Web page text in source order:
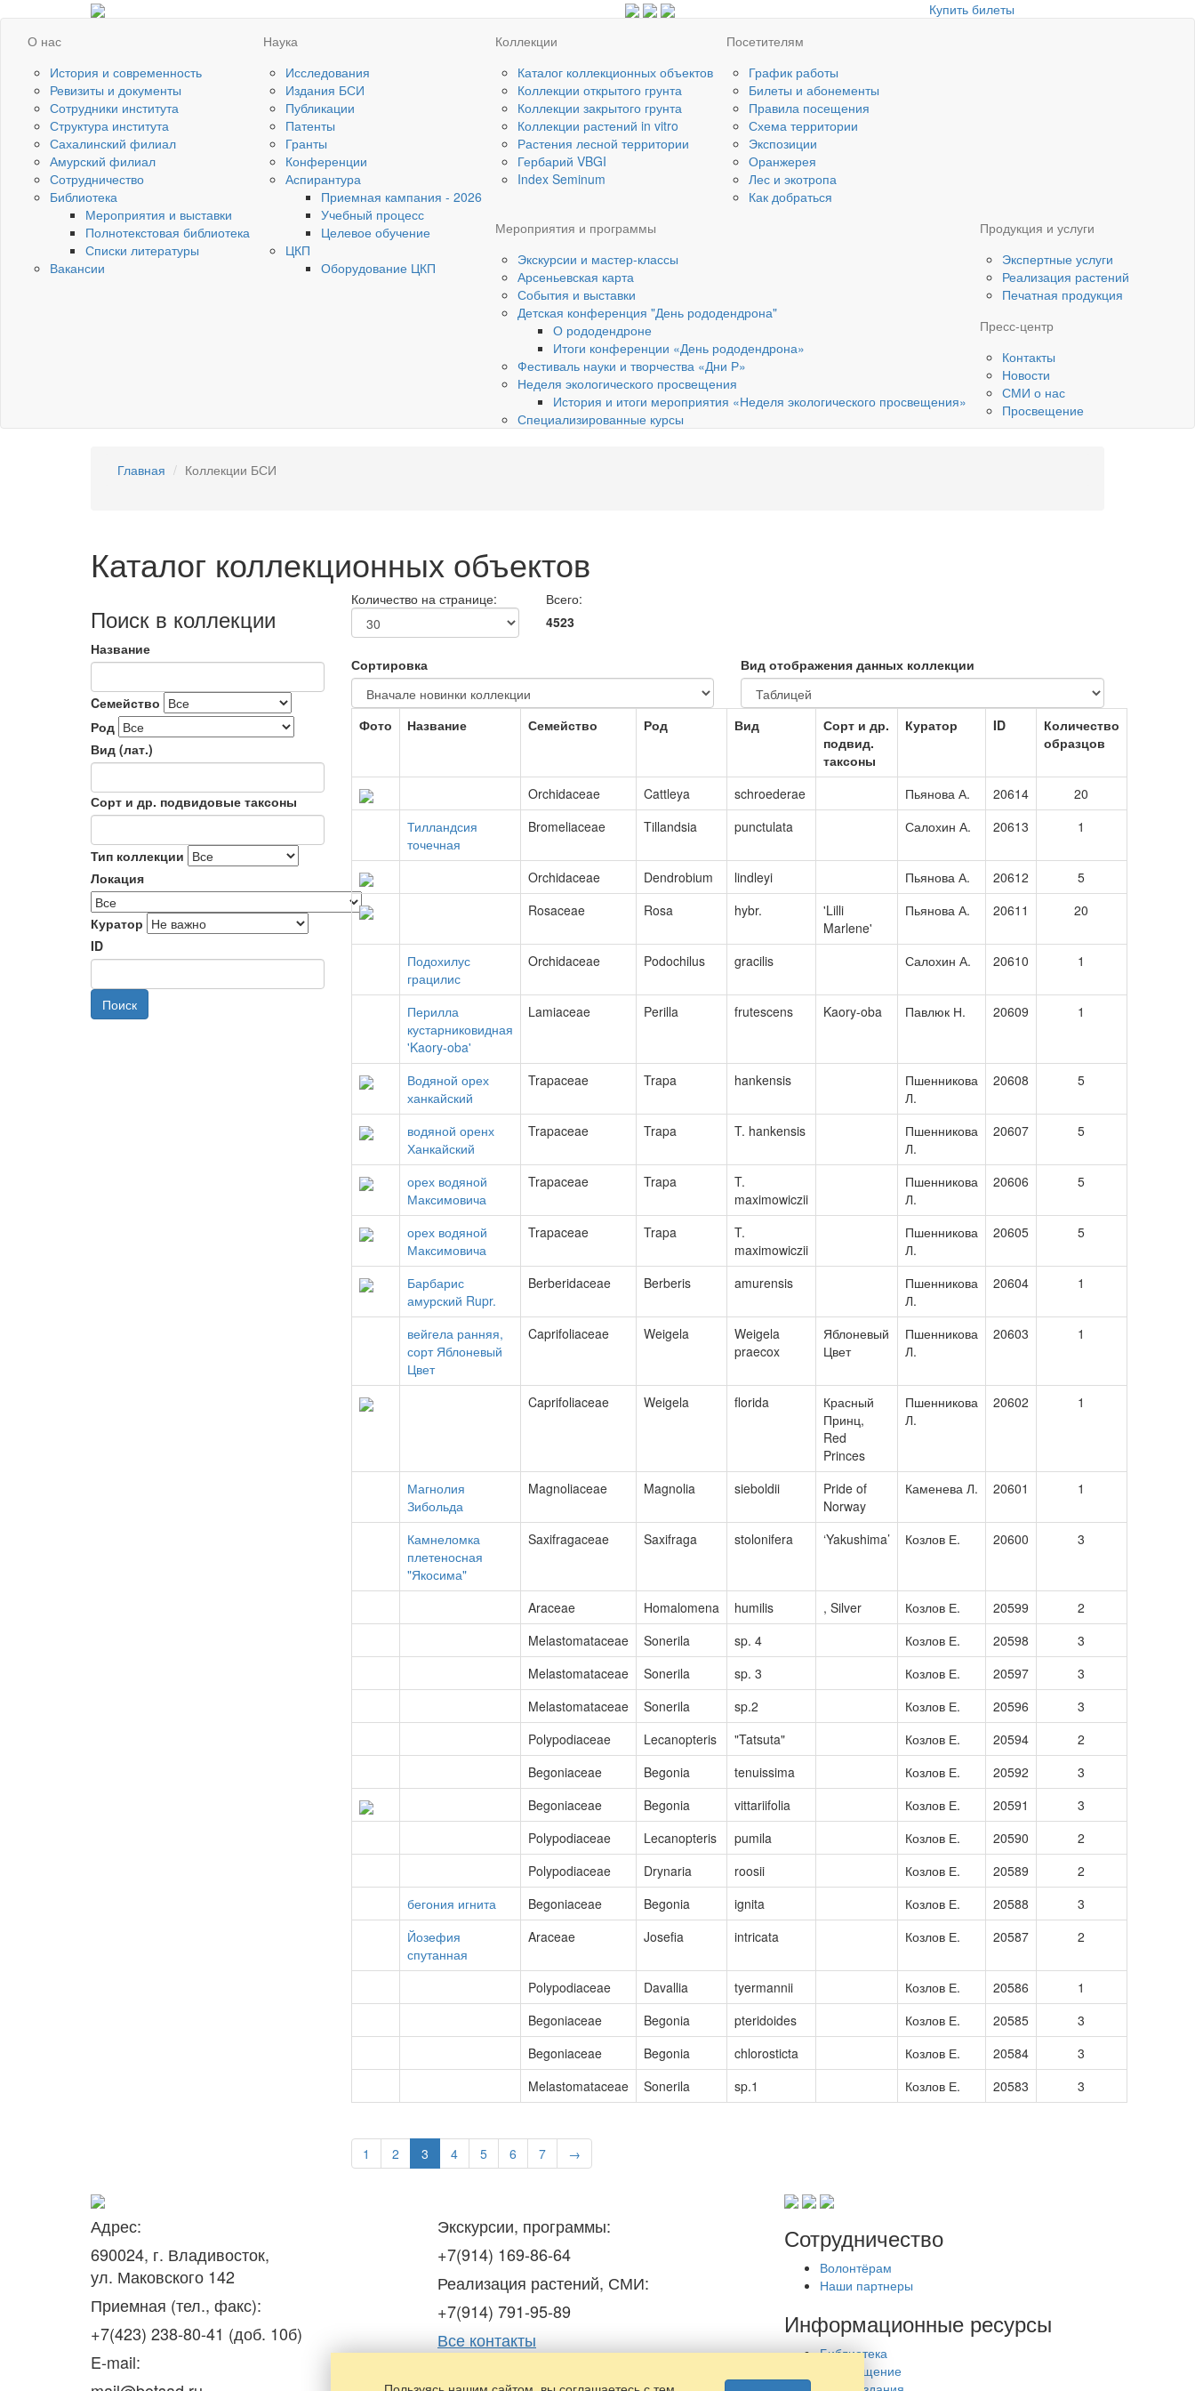
Купить билеты
О нас
История и современность
Ревизиты и документы
Сотрудники института
Структура института
Сахалинский филиал
Амурский филиал
Сотрудничество
Библиотека
Мероприятия и выставки
Полнотекстовая библиотека
Списки литературы
Вакансии
Наука
Исследования
Издания БСИ
Публикации
Патенты
Гранты
Конференции
Аспирантура
Приемная кампания - 2026
Учебный процесс
Целевое обучение
ЦКП
Оборудование ЦКП
Коллекции
Каталог коллекционных объектов
Коллекции открытого грунта
Коллекции закрытого грунта
Коллекции растений in vitro
Растения лесной территории
Гербарий VBGI
Index Seminum
Посетителям
График работы
Билеты и абонементы
Правила посещения
Схема территории
Экспозиции
Оранжерея
Лес и экотропа
Как добраться
Мероприятия и программы
Экскурсии и мастер-классы
Арсеньевская карта
События и выставки
Детская конференция "День рододендрона"
О рододендроне
Итоги конференции «День рододендрона»
Фестиваль науки и творчества «Дни Р»
Неделя экологического просвещения
История и итоги мероприятия «Неделя экологического просвещения»
Специализированные курсы
Продукция и услуги
Экспертные услуги
Реализация растений
Печатная продукция
Пресс-центр
Контакты
Новости
СМИ о нас
Просвещение
Главная Коллекции БСИ
Каталог коллекционных объектов
Поиск в коллекции
Название
Cемейство
Род
Вид (лат.)
Сорт и др. подвидовые таксоны
Тип коллекции
Локация
Куратор
ID
Поиск
Количество на странице:
Всего:
4523
Сортировка Вид отображения данных коллекции
Фото Название Семейство Род Вид
Сорт и др.
подвид.
таксоны
Куратор ID
Количество
образцов
Orchidaceae Cattleya schroederae Пьянова А. 20614
20
Тилландсия
точечная
Bromeliaceae Tillandsia punctulata Салохин А. 20613 1
Orchidaceae Dendrobium lindleyi Пьянова А. 20612
5
Rosaceae
Rosa hybr.
'Lilli
Marlene'
Пьянова А. 20611 20
Подохилус
грацилис
Orchidaceae Podochilus gracilis Салохин А. 20610 1
Перилла
кустарниковидная
'Kaory-oba'
Lamiaceae Perilla frutescens Kaory-oba Павлюк Н. 20609 1
Водяной орех
ханкайский
Trapaceae Trapa hankensis
Пшенникова
Л.
20608 5
водяной оренх
Ханкайский
Trapaceae Trapa T. hankensis
Пшенникова
Л.
20607 5
орех водяной
Максимовича
Trapaceae Trapa
T.
maximowiczii
Пшенникова
Л.
20606 5
орех водяной
Максимовича
Trapaceae Trapa
T.
maximowiczii
Пшенникова
Л.
20605 5
Барбарис
амурский Rupr.
Berberidaceae Berberis amurensis
Пшенникова
Л.
20604 1
вейгела ранняя,
сорт Яблоневый
Цвет
Caprifoliaceae Weigela
Weigela
praecox
Яблоневый
Цвет
Пшенникова
Л.
20603 1
Caprifoliaceae Weigela florida
Красный
Принц,
Red
Princes
Пшенникова
Л.
20602 1
Магнолия
Зибольда
Magnoliaceae Magnolia sieboldii
Pride of
Norway
Каменева Л. 20601 1
Камнеломка
плетеносная
"Якосима"
Saxifragaceae Saxifraga stolonifera ‘Yakushima’ Козлов Е. 20600 3
Araceae Homalomena humilis , Silver Козлов Е. 20599
2
Melastomataceae
Sonerila sp. 4 Козлов Е. 20598
3
Melastomataceae
Sonerila sp. 3 Козлов Е. 20597
3
Melastomataceae
Sonerila sp.2 Козлов Е. 20596
3
Polypodiaceae
Lecanopteris "Tatsuta" Козлов Е. 20594
2
Begoniaceae
Begonia tenuissima Козлов Е. 20592
3
Begoniaceae
Begonia vittariifolia Козлов Е. 20591
3
Polypodiaceae
Lecanopteris pumila Козлов Е. 20590
2
Polypodiaceae
Drynaria roosii Козлов Е. 20589
2
бегония игнита
Begoniaceae Begonia ignita Козлов Е. 20588
3
Йозефия
спутанная
Araceae Josefia intricata Козлов Е. 20587 2
Polypodiaceae Davallia tyermannii Козлов Е. 20586
1
Begoniaceae
Begonia pteridoides Козлов Е. 20585
3
Begoniaceae
Begonia chlorosticta Козлов Е. 20584
3
Melastomataceae
Sonerila sp.1 Козлов Е. 20583 3
1 2 3 4 5 6 7 →
Адрес:
690024, г. Владивосток,
ул. Маковского 142
Приемная (тел., факс):
+7(423) 238-80-41 (доб. 10б)
E-mail:
Экскурсии, программы:
+7(914) 169-86-64
Реализация растений, СМИ:
+7(914) 791-95-89
Все контакты
Сотрудничество
Волонтёрам
Наши партнеры
Информационные ресурсы
Библиотека
Просвещение